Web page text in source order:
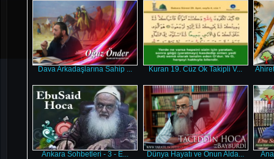
Dava Arkadaşlarına Sahip ... Kuran 19. Cüz Ok Takipli V...
Ankara Sohbetleri - 3 - E... Dünya Hayatı ve Onun Alda...